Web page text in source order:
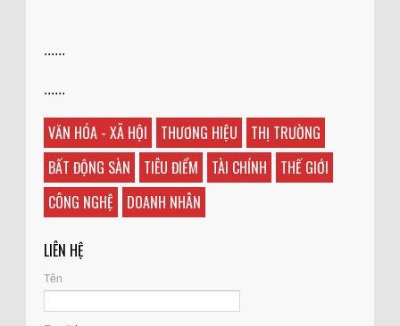
......
......
VĂN HÓA - XÃ HỘI THƯƠNG HIỆU
THỊ TRƯỜNG
BẤT ĐỘNG SÀN
TIÊU ĐIỂM TÀI CHÍNH
THẾ GIỚI
CÔNG NGHỆ
DOANH NHÂN
LIÊN HỆ
Tên